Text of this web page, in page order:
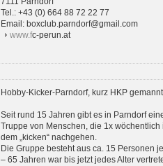
Tel.: +43 (0) 664 88 72 22 77
Email: boxclub.parndorf@gmail.com
www.fc-perun.at
Hobby-Kicker-Parndorf, kurz HKP
Seit rund 15 Jahren gibt es in Parndorf
Truppe von Menschen, die 1x wöchentlich
dem „kicken“ nachgehen.
Die Gruppe besteht aus ca. 15 Personen
– 65 Jahren war bis jetzt jedes Alter